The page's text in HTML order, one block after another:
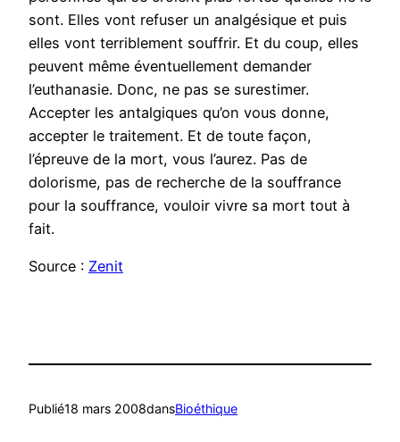
sont. Elles vont refuser un analgésique et puis
elles vont terriblement souffrir. Et du coup, elles
peuvent même éventuellement demander
l’euthanasie. Donc, ne pas se surestimer.
Accepter les antalgiques qu’on vous donne,
accepter le traitement. Et de toute façon,
l’épreuve de la mort, vous l’aurez. Pas de
dolorisme, pas de recherche de la souffrance
pour la souffrance, vouloir vivre sa mort tout à
fait.
Source : Zenit
Publié18 mars 2008dansBioéthique